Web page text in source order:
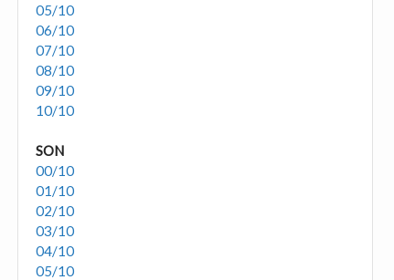
05/10
06/10
07/10
08/10
09/10
10/10
SON
00/10
01/10
02/10
03/10
04/10
05/10